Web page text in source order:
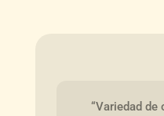
“Variedad de